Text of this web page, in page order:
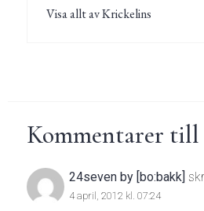
Visa allt av Krickelins
Kommentarer till
24seven by [bo:bakk]
4 april, 2012 kl. 07:24